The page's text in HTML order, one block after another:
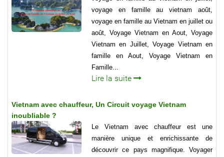
voyage en famille au vietnam août,
voyage en famille au Vietnam en juillet ou
août, Voyage Vietnam en Aout, Voyage
Vietnam en Juillet, Voyage Vietnam en
famille en Aout, Voyage Vietnam en
Famille...
Lire la suite
Vietnam avec chauffeur, Un Circuit voyage Vietnam
inoubliable ?
Le Vietnam avec chauffeur est une
manière unique et enrichissante de
découvrir ce pays magnifique. Voyager